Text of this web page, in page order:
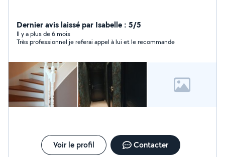
Dernier avis laissé par Isabelle : 5/5
Il y a plus de 6 mois
Très professionnel je referai appel à lui et le recommande
Voir le profil Contacter